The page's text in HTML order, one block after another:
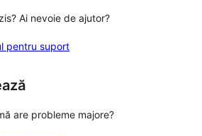
Ai nevoie de ajutor?
pentru suport
are probleme majore?